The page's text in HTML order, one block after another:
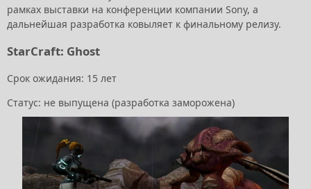
рамках выставки на конференции компании Sony, а
дальнейшая разработка ковыляет к финальному релизу.
StarCraft: Ghost
Срок ожидания: 15 лет
Статус: не выпущена (разработка заморожена)